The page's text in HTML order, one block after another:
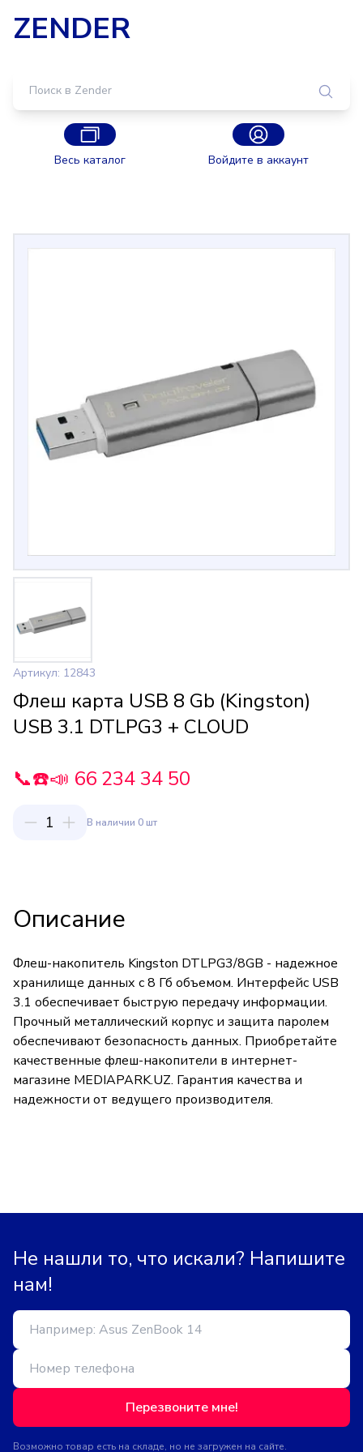
ZENDER
Весь каталог Войдите в аккаунт
Артикул: 12843
Флеш карта USB 8 Gb (Kingston)
USB 3.1 DTLPG3 + CLOUD
📞☎️📣 66 234 34 50
1 В наличии 0 шт
Описание
Флеш-накопитель Kingston DTLPG3/8GB - надежное
хранилище данных с 8 Гб объемом. Интерфейс USB
3.1 обеспечивает быструю передачу информации.
Прочный металлический корпус и защита паролем
обеспечивают безопасность данных. Приобретайте
качественные флеш-накопители в интернет-
магазине MEDIAPARK.UZ. Гарантия качества и
надежности от ведущего производителя.
Не нашли то, что искали? Напишите
нам!
Перезвоните мне!
Возможно товар есть на складе, но не загружен на сайте.